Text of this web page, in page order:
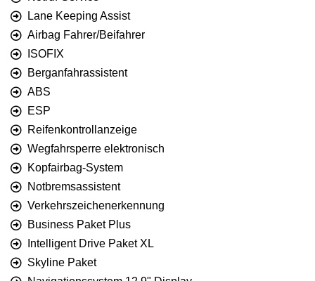
Lane Keeping Assist
Airbag Fahrer/Beifahrer
ISOFIX
Berganfahrassistent
ABS
ESP
Reifenkontrollanzeige
Wegfahrsperre elektronisch
Kopfairbag-System
Notbremsassistent
Verkehrszeichenerkennung
Business Paket Plus
Intelligent Drive Paket XL
Skyline Paket